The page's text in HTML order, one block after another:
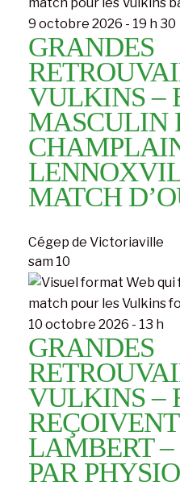
9 octobre 2026 - 19 h 30
GRANDES
VULKINS –
MASCULIN
MATCH
Cégep de Victoriaville
sam 10
10 octobre 2026 - 13 h
GRANDES
VULKINS –
LAMBERT –
PAR